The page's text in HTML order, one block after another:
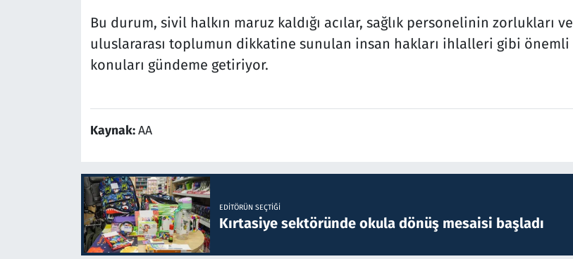
Bu durum, sivil halkın maruz kaldığı acılar, sağlık personelinin zorlukları ve
uluslararası toplumun dikkatine sunulan insan hakları ihlalleri gibi önemli
konuları gündeme getiriyor.
Kaynak:AA
EDITÖRÜN SEÇTIĞI
Kırtasiye sektöründe okula dönüş mesaisi başladı